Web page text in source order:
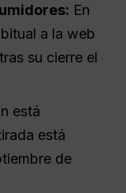
En
a la web
su cierre el
está
está
de